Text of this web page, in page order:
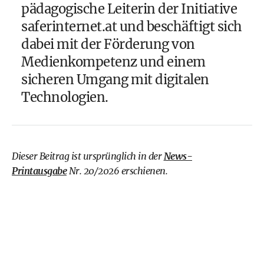
pädagogische Leiterin der Initiative
saferinternet.atund beschäftigt sich
dabei mit der Förderung von
Medienkompetenz und einem
sicheren Umgang mit digitalen
Technologien.
Dieser Beitrag ist ursprünglich in derNews-
PrintausgabeNr. 20/2026 erschienen.